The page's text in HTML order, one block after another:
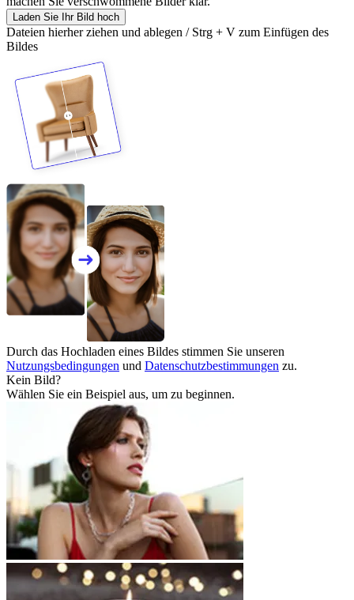
Laden Sie Ihr Bild hoch
Dateien hierher ziehen und ablegen / Strg + V zum Einfügen des
Bildes
Durch das Hochladen eines Bildes stimmen Sie unseren
Nutzungsbedingungen und Datenschutzbestimmungen zu.
Kein Bild?
Wählen Sie ein Beispiel aus, um zu beginnen.